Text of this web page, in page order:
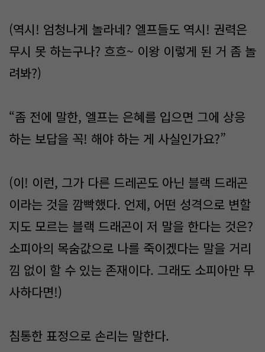
(역시! 엄청나게 놀라네? 엘프들도 역시! 권력은
무시 못 하는구나? 흐흐~ 이왕 이렇게 된 거 좀 놀
려봐?)
“좀 전에 말한, 엘프는 은혜를 입으면 그에 상응
하는 보답을 꼭! 해야 하는 게 사실인가요?”
(이! 이런, 그가 다른 드레곤도 아닌 블랙 드래곤
이라는 것을 깜빡했다. 언제, 어떤 성격으로 변할
지도 모르는 블랙 드래곤이 저 말을 한다는 것은?
소피아의 목숨값으로 나를 죽이겠다는 말을 거리
낌 없이 할 수 있는 존재이다. 그래도 소피아만 무
사하다면!)
침통한 표정으로 손리는 말한다.